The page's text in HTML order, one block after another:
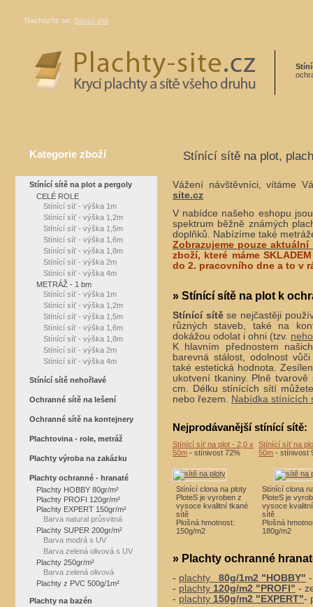
Nacházíte se: Stínící sítě
Stínící sítě na plot,
Vážení návštěvníci, vítáme
site.cz
V nabídce našeho eshopu
spektrum běžně známých
doplňků. Nabízíme také
Zobrazujeme pouze aktuální
zboží, které máme
do 2. pracovního dne a to v
» Stínící sítě na plot k
Stínící sítěse nejčastěji
různých staveb, také na
dokážou odolat i ohni (tzv.
K hlavním přednostem
barevná stálost, odolnost
také estetická hodnota.
ukotvení tkaniny. Plně
cm. Délku stínících sítí
nebo řezem.
Nabídka stínících
Nejprodávanější stínící sítě:
Stínící síť na plot - 2,0 x
50m - stínivost 72%
Stínící síť na
50m - stínivost
Stínící clona na ploty
PloteS je vyroben z
vysoce kvalitní tkané
sítě
Plošná hmotnost:
150g/m2
Stínící clona
PloteS je
vysoce
sítě
Plošná
180g/m2
» Plachty ochranné
- plachty 80g/1m2 "HOBBY"
- plachty 120g/m2 "PROFI" -
- plachty 150g/m2 "EXPERT"-
Kategorie zboží
Stínící sítě na plot a pergoly
CELÉ ROLE
Stínící síť - výška 1m
Stínící síť - výška 1,2m
Stínící síť - výška 1,5m
Stínící síť - výška 1,6m
Stínící síť - výška 1,8m
Stínící síť - výška 2m
Stínící síť - výška 4m
METRÁŽ - 1 bm
Stínící síť - výška 1m
Stínící síť - výška 1,2m
Stínící síť - výška 1,5m
Stínící síť - výška 1,6m
Stínící síť - výška 1,8m
Stínící síť - výška 2m
Stínící síť - výška 4m
Stínící sítě nehořlavé
Ochranné sítě na lešení
Ochranné sítě na kontejnery
Plachtovina - role, metráž
Plachty výroba na zakázku
Plachty ochranné - hranaté
Plachty HOBBY 80gr/m²
Plachty PROFI 120gr/m²
Plachty EXPERT 150gr/m²
Barva natural průsvitná
Plachty SUPER 200gr/m²
Barva modrá s UV
Barva zelená olivová s UV
Plachty 250gr/m²
Barva zelená olivová
Plachty z PVC 500g/1m²
Plachty na bazén